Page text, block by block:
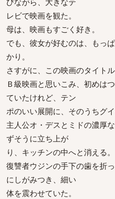
レビで映画を観た。
母は、映画もすごく好き。
でも、彼女が好むのは、もっ
かり。
さすがに、この映画のタイト
Ｂ級映画と思いこみ、初めは
ていたけれど、テン
ポのいい展開に、そのうちグ
主人公オ・デスとミドの濃厚
ずそうに立ち上が
り、キッチンの中へと消える。
復讐者ウジンの手下の歯を折
にしがみつき、細い
体を震わせていた。